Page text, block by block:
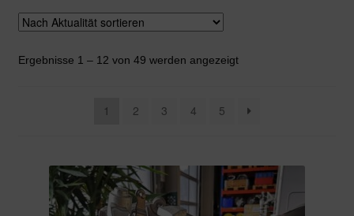
Verteilergetriebe
Warenkorb
Ergebnisse 1 – 12 von 49 werden angezeigtNach
1 2 3 4 5